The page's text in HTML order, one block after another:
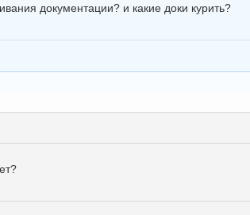
документации? и какие доки курить?